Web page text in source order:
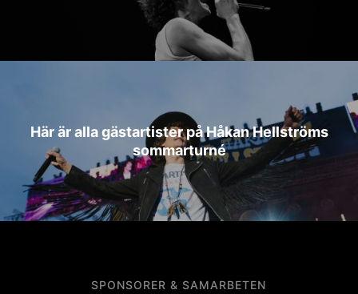
Här är alla gästartister på Håkan Hellströms
sommarturné
SPONSORER & SAMARBETEN